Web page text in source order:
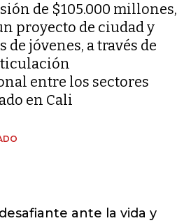
de $105.000 millones,
proyecto de ciudad y
de jóvenes, a través de
entre los sectores
en Cali
ante la vida y